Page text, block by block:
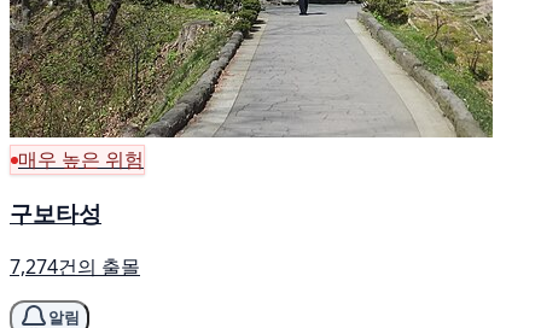
매우 높은 위험
구보타성
7,274건의 출몰
알림